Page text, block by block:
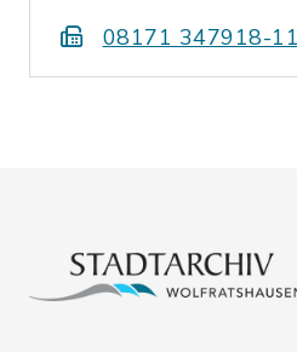
08171 347918-11